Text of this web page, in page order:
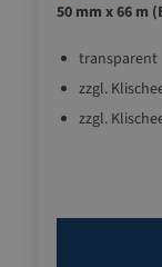
50 mm x 66 m
transparent
zzgl.
zzgl.